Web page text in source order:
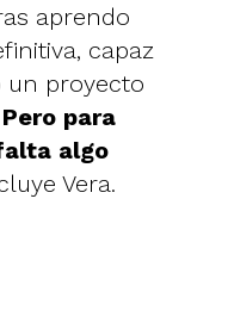
aprendo
capaz
un proyecto
Pero para
algo
Vera.